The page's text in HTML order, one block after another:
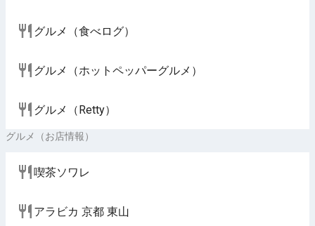
グルメ（食べログ）
グルメ（ホットペッパーグルメ）
グルメ（Retty）
グルメ（お店情報）
喫茶ソワレ
アラビカ 京都 東山